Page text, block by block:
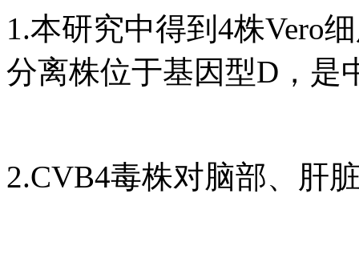
1.本研究中得到4株Vero
分离株位于基因型D，是
2.CVB4毒株对脑部、肝